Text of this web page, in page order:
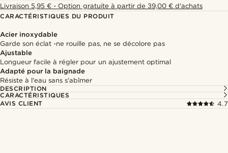
Livraison 5,95 € - Option gratuite à partir de 39,00 € d'achats
CARACTÉRISTIQUES DU PRODUIT
Acier inoxydable
Garde son éclat -ne rouille pas, ne se décolore pas
Ajustable
Longueur facile à régler pour un ajustement optimal
Adapté pour la baignade
Résiste à l'eau sans s'abîmer
DESCRIPTION
CARACTÉRISTIQUES
AVIS CLIENT
4.7